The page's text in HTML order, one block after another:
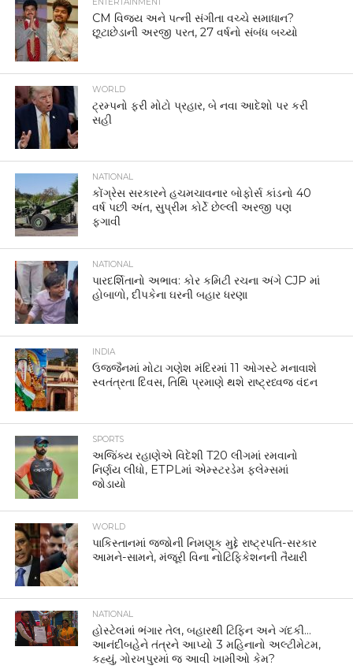
માટે માત્ર આર્થિક અને ટેક્નોલોજીકલ વિકાસ પૂરતો નથી, પરંતુ
નાગરિક શિષ્ટાચાર અને જાહેર જીવનમાં જવાબદાર વર્તન પણ
એટલું જ જરૂરી છે.
RELATED ITEMS: CIVIC SENSE
TOURISTS
SWITZERLAND,VIRAL NEWS
RECOMMENDED FOR YOU
“જો ડર ગયા સમજો મર ગયા”, જિમમાંથી સલમાન
ખાનની શર્ટલેસ તસવીરો વાયરલ, કેપ્શને વધારી ચર્ચા,
ફિફા વર્લ્ડ કપ 2026: સ્વિટ્ઝર્લૅન્ડ ગ્રુપ બીમાં ટોચે,
મહાકુંભ ગર્લ મોનાલિસા ગાયબ? પતિ કરી રહ્યો છે
MOST POPULAR
SURAT
ઝડપાયા
SPORTS